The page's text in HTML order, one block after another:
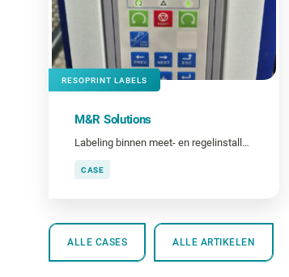
RESOPRINT LABELS
M&R Solutions
Labeling binnen meet- en regelinstallaties
CASE
ALLE CASES ALLE ARTIKELEN